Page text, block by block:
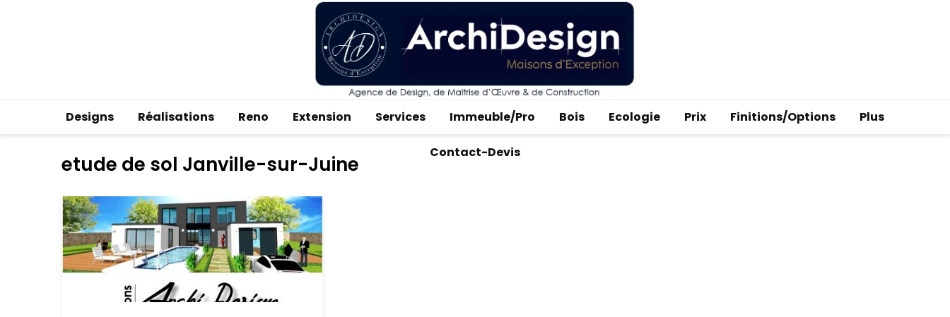
Designs Réalisations Reno Extension Services Immeuble/Pro Bois Ecologie Prix Finitions/Options Plus
Contact-Devis
etude de sol Janville-sur-Juine